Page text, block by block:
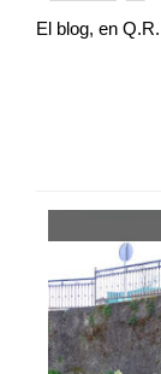
El blog, en Q.R.